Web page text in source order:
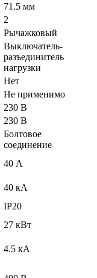
71.5 мм
2
Рычажковый
Выключатель-
разъединитель
нагрузки
Нет
Не применимо
230 В
230 В
Болтовое
соединение
40 А
40 кА
IP20
27 кВт
4.5 кА